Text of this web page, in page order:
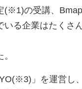
(※1)の受講、
る企業はたくさ
」を運営し